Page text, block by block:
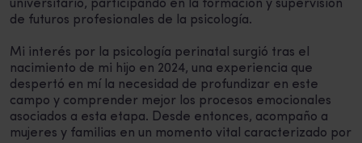
universitario, participando en la formación y supervisión
de futuros profesionales de la psicología.
Mi interés por la psicología perinatal surgió tras el
nacimiento de mi hijo en 2024, una experiencia que
despertó en mí la necesidad de profundizar en este
campo y comprender mejor los procesos emocionales
asociados a esta etapa. Desde entonces, acompaño a
mujeres y familias en un momento vital caracterizado por